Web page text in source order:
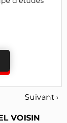
Suivant ›
VOISIN